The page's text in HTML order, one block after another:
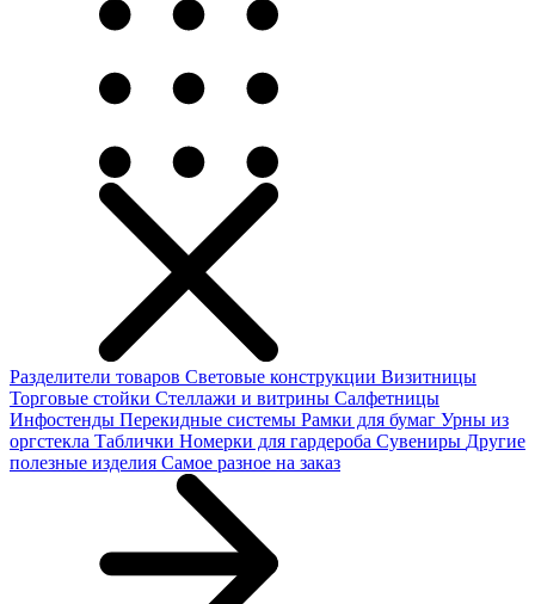
Разделители товаров Световые конструкции Визитницы
Торговые стойки Cтеллажи и витрины Салфетницы
Инфостенды Перекидные системы Рамки для бумаг Урны из
оргстекла Таблички Номерки для гардероба Сувениры Другие
полезные изделия Самое разное на заказ